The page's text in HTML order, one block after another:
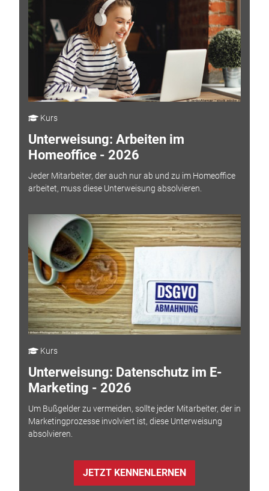
Kurs
Unterweisung: Arbeiten im
Homeoffice - 2026
Jeder Mitarbeiter, der auch nur ab und zu im Homeoffice
arbeitet, muss diese Unterweisung absolvieren.
Kurs
Unterweisung: Datenschutz im E-
Marketing - 2026
Um Bußgelder zu vermeiden, sollte jeder Mitarbeiter, der in
Marketingprozesse involviert ist, diese Unterweisung
absolvieren.
JETZT KENNENLERNEN